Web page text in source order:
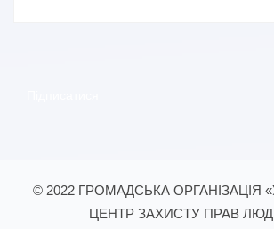
© 2022 ГРОМАДСЬКА ОРГАНІЗАЦІЯ
ЦЕНТР ЗАХИСТУ ПРАВ